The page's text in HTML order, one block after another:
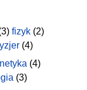
fizyk (2)
(4)
(4)
(3)